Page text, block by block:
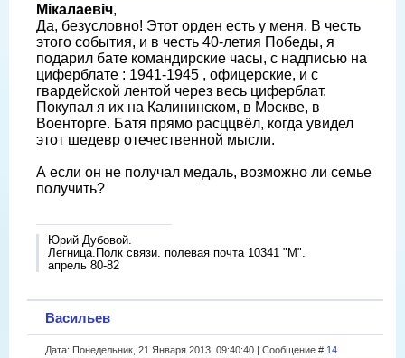
Мікалаевіч,
Да, безусловно! Этот орден есть у меня. В честь
этого события, и в честь 40-летия Победы, я
подарил бате командирские часы, с надписью на
циферблате : 1941-1945 , офицерские, и с
гвардейской лентой через весь циферблат.
Покупал я их на Калининском, в Москве, в
Военторге. Батя прямо расццвёл, когда увидел
этот шедевр отечественной мысли.
А если он не получал медаль, возможно ли семье
получить?
Юрий Дубовой.
Легница.Полк связи. полевая почта 10341 "М".
апрель 80-82
Васильев
Дата: Понедельник, 21 Января 2013, 09:40:40 | Сообщение # 14